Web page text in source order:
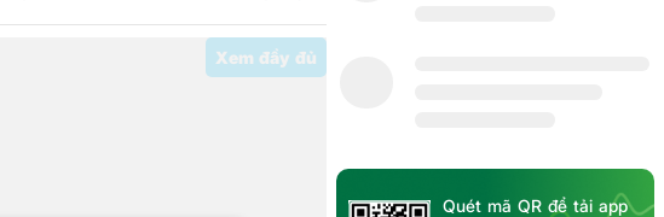
Xem đầy đủ
Quét mã QR để tải app